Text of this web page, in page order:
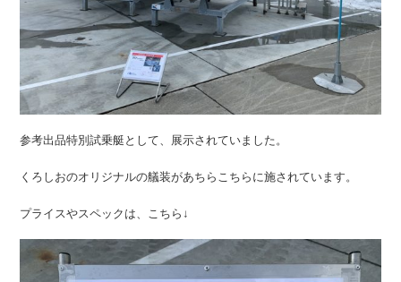
参考出品特別試乗艇として、展示されていました。
くろしおのオリジナルの艤装があちらこちらに施されています。
プライスやスペックは、こちら↓